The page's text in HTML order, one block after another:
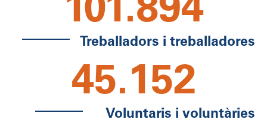
Treballadors i treballadores
101.894
Voluntaris i voluntàries
45.152